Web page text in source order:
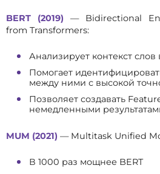
BERT (2019) — Bidirectional
from Transformers:
Анализирует контекст
Помогает
между ними с высокой
Позволяет создавать
немедленными
MUM (2021) — Multitask Unified
В 1000 раз мощнее BERT